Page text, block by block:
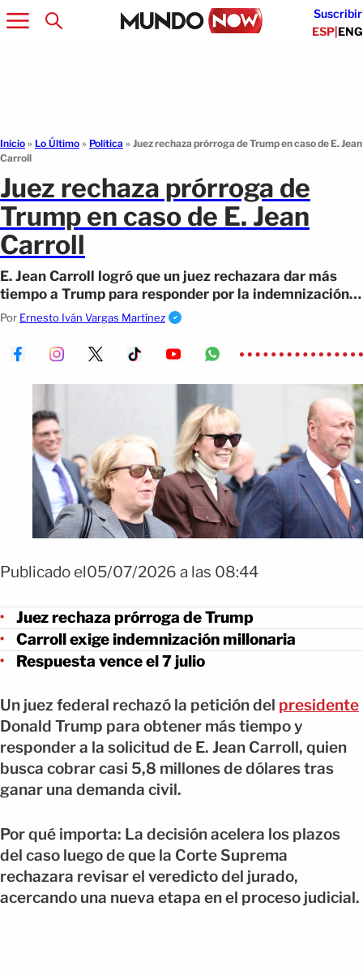
Suscribir
ESP|ENG
Inicio » Lo Último » Política » Juez rechaza prórroga de Trump en caso de E. Jean
Carroll
Juez rechaza prórroga de
Trump en caso de E. Jean
Carroll
E. Jean Carroll logró que un juez rechazara dar más
tiempo a Trump para responder por la indemnización
de casi 5,8 millones de dólares.
Por Ernesto Iván Vargas Martínez
Publicado el05/07/2026 a las 08:44
Juez rechaza prórroga de Trump
Carroll exige indemnización millonaria
Respuesta vence el 7 julio
Un juez federal rechazó la petición del presidente
Donald Trump para obtener más tiempo y
responder a la solicitud de E. Jean Carroll, quien
busca cobrar casi 5,8 millones de dólares tras
ganar una demanda civil.
Por qué importa: La decisión acelera los plazos
del caso luego de que la Corte Suprema
rechazara revisar el veredicto del jurado,
acercando una nueva etapa en el proceso judicial.